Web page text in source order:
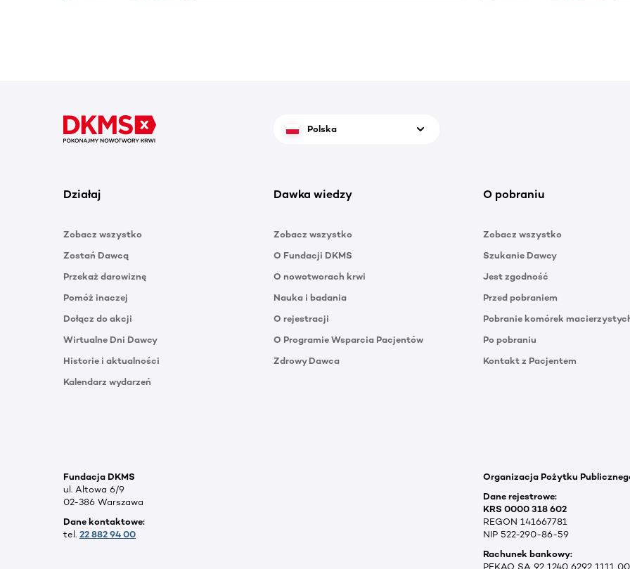
Polska
Działaj
Zobacz wszystko
Zostań Dawcą
Przekaż darowiznę
Pomóż inaczej
Dołącz do akcji
Wirtualne Dni Dawcy
Historie i aktualności
Kalendarz wydarzeń
Dawka wiedzy
Zobacz wszystko
O Fundacji DKMS
O nowotworach krwi
Nauka i badania
O rejestracji
O Programie Wsparcia Pacjentów
Zdrowy Dawca
O pobraniu
Zobacz wszystko
Szukanie Dawcy
Jest zgodność
Przed pobraniem
Pobranie komórek
Po pobraniu
Kontakt z Pacjentem
Fundacja DKMS
ul. Altowa 6/9
02-386 Warszawa
Dane kontaktowe:
tel. 22 882 94 00
Organizacja Pożytku
Dane rejestrowe:
KRS 0000 318 602
REGON 141667781
NIP 522-290-86-59
Rachunek bankowy:
PEKAO SA 92 1240 6292 1111